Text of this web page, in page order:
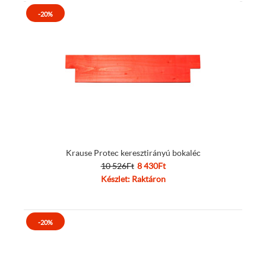
-20%
Krause Protec keresztirányú bokaléc
10 526Ft 8 430Ft
Készlet: Raktáron
-20%